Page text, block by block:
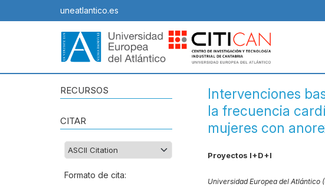
uneatlantico.es
RECURSOS
CITAR
Formato de cita:
Intervenciones
la frecuencia
mujeres con
Proyectos I+D+I
Universidad Europea del Atlántico